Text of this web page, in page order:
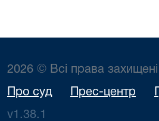
2026 © Всі права захищені
Про суд Прес-центр
v1.38.1